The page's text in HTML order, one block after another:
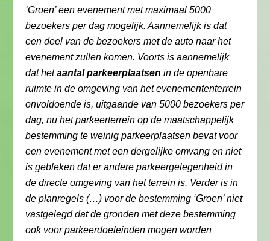
‘Groen’ een evenement met maximaal 5000
bezoekers per dag mogelijk. Aannemelijk is dat
een deel van de bezoekers met de auto naar het
evenement zullen komen. Voorts is aannemelijk
dat hetaantal parkeerplaatsen in de openbare
ruimte in de omgeving van het evenemententerrein
onvoldoende is, uitgaande van 5000 bezoekers per
dag, nu het parkeerterrein op de maatschappelijk
bestemming te weinig parkeerplaatsen bevat voor
een evenement met een dergelijke omvang en niet
is gebleken dat er andere parkeergelegenheid in
de directe omgeving van het terrein is. Verder is in
de planregels (…) voor de bestemming ‘Groen’ niet
vastgelegd dat de gronden met deze bestemming
ook voor parkeerdoeleinden mogen worden